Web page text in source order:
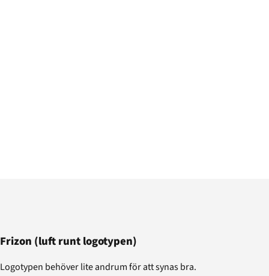
Frizon (luft runt logotypen)
Logotypen behöver lite andrum för att synas bra.